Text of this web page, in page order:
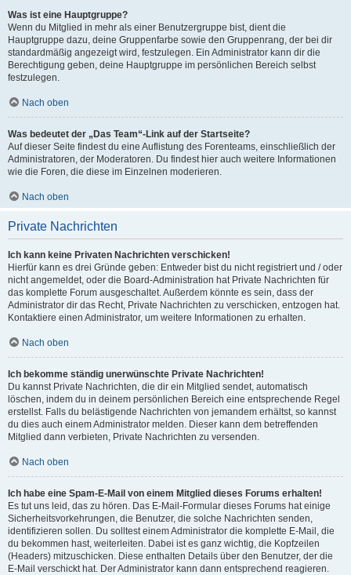
Was ist eine Hauptgruppe?
Wenn du Mitglied in mehr als einer Benutzergruppe bist, dient die
Hauptgruppe dazu, deine Gruppenfarbe sowie den Gruppenrang, der bei dir
standardmäßig angezeigt wird, festzulegen. Ein Administrator kann dir die
Berechtigung geben, deine Hauptgruppe im persönlichen Bereich selbst
festzulegen.
Nach oben
Was bedeutet der „Das Team“-Link auf der Startseite?
Auf dieser Seite findest du eine Auflistung des Forenteams, einschließlich der
Administratoren, der Moderatoren. Du findest hier auch weitere Informationen
wie die Foren, die diese im Einzelnen moderieren.
Nach oben
Private Nachrichten
Ich kann keine Privaten Nachrichten verschicken!
Hierfür kann es drei Gründe geben: Entweder bist du nicht registriert und / oder
nicht angemeldet, oder die Board-Administration hat Private Nachrichten für
das komplette Forum ausgeschaltet. Außerdem könnte es sein, dass der
Administrator dir das Recht, Private Nachrichten zu verschicken, entzogen hat.
Kontaktiere einen Administrator, um weitere Informationen zu erhalten.
Nach oben
Ich bekomme ständig unerwünschte Private Nachrichten!
Du kannst Private Nachrichten, die dir ein Mitglied sendet, automatisch
löschen, indem du in deinem persönlichen Bereich eine entsprechende Regel
erstellst. Falls du belästigende Nachrichten von jemandem erhältst, so kannst
du dies auch einem Administrator melden. Dieser kann dem betreffenden
Mitglied dann verbieten, Private Nachrichten zu versenden.
Nach oben
Ich habe eine Spam-E-Mail von einem Mitglied dieses Forums erhalten!
Es tut uns leid, das zu hören. Das E-Mail-Formular dieses Forums hat einige
Sicherheitsvorkehrungen, die Benutzer, die solche Nachrichten senden,
identifizieren sollen. Du solltest einem Administrator die komplette E-Mail, die
du bekommen hast, weiterleiten. Dabei ist es ganz wichtig, die Kopfzeilen
(Headers) mitzuschicken. Diese enthalten Details über den Benutzer, der die
E-Mail verschickt hat. Der Administrator kann dann entsprechend reagieren.